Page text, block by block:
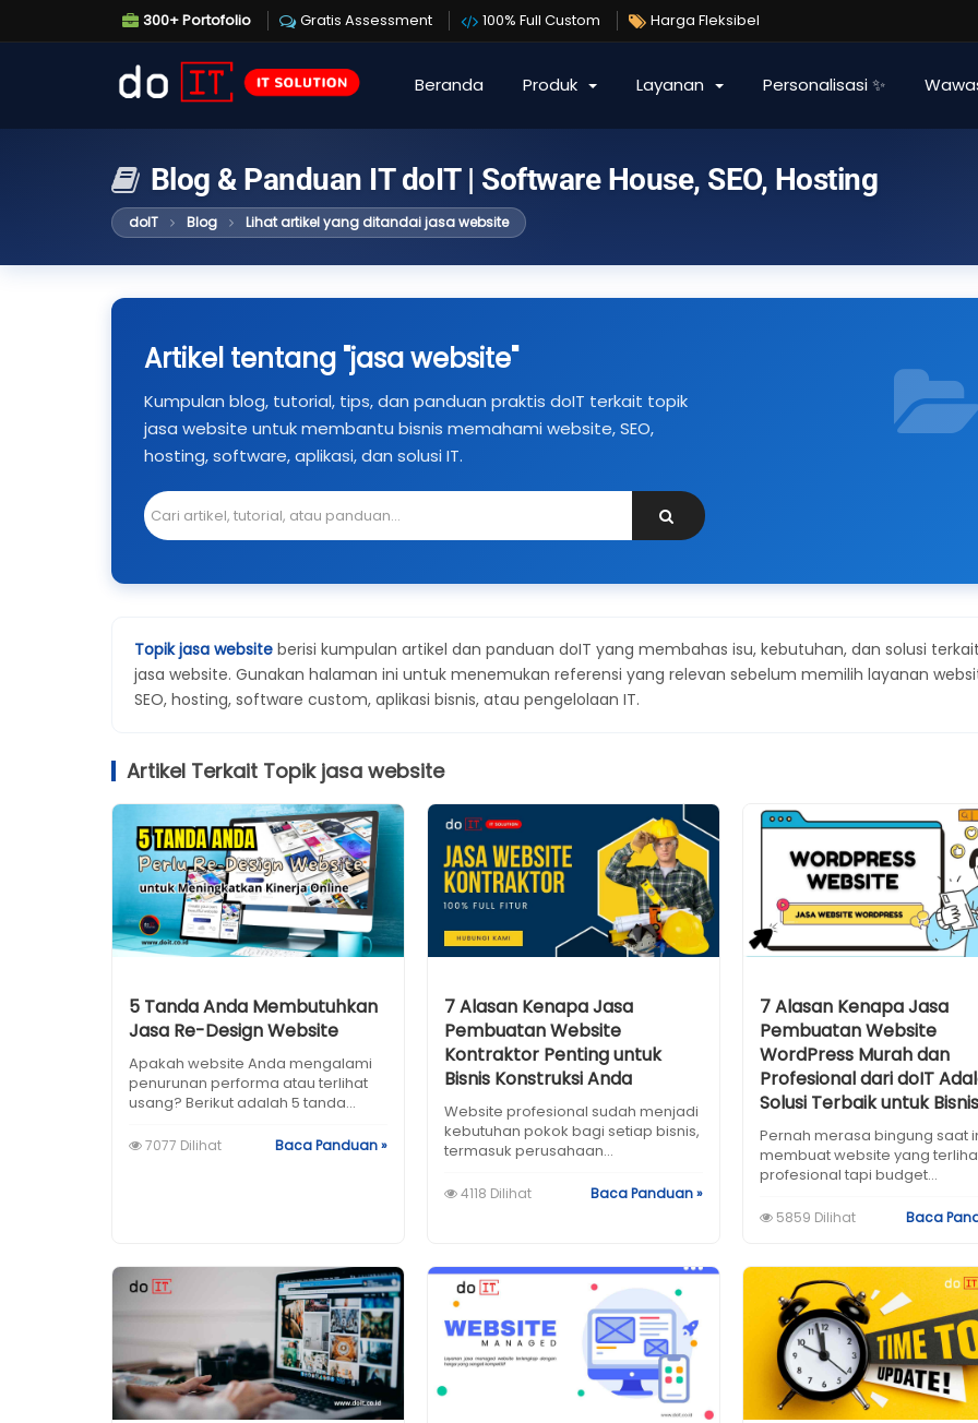
300+ Portofolio Gratis Assessment 100% Full Custom Harga Fleksibel
Beranda Produk Layanan Personalisasi ✨
Blog & Panduan IT doIT | Software House, SEO, Hosting
doIT Blog Lihat artikel yang ditandai jasa website
Artikel tentang "jasa website"
Kumpulan blog, tutorial, tips, dan panduan praktis doIT terkait topik
jasa website untuk membantu bisnis memahami website, SEO,
hosting, software, aplikasi, dan solusi IT.
Topik jasa website berisi kumpulan artikel dan panduan doIT yang membahas isu, kebutuhan, dan solusi
jasa website. Gunakan halaman ini untuk menemukan referensi yang relevan sebelum memilih layanan
SEO, hosting, software custom, aplikasi bisnis, atau pengelolaan IT.
Artikel Terkait Topik jasa website
5 Tanda Anda Membutuhkan
Jasa Re-Design Website
Apakah website Anda mengalami
penurunan performa atau terlihat
usang? Berikut adalah 5 tanda...
7077 Dilihat Baca Panduan »
7 Alasan Kenapa Jasa
Pembuatan Website
Kontraktor Penting untuk
Bisnis Konstruksi Anda
Website profesional sudah menjadi
kebutuhan pokok bagi setiap bisnis,
termasuk perusahaan...
4118 Dilihat Baca Panduan »
7 Alasan Kenapa Jasa
Pembuatan Website
WordPress Murah dan
Profesional dari doIT
Solusi Terbaik untuk
Pernah merasa bingung saat
membuat website yang
profesional tapi budget...
5859 Dilihat Baca